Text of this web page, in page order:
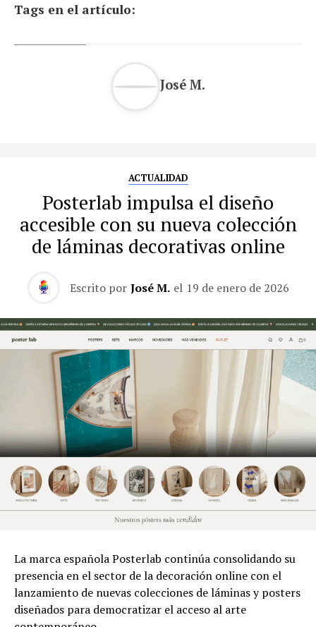
Tags en el artículo:
José M.
ACTUALIDAD
Posterlab impulsa el diseño
accesible con su nueva colección
de láminas decorativas online
Escrito por José M. el 19 de enero de 2026
La marca española Posterlab continúa consolidando su
presencia en el sector de la decoración online con el
lanzamiento de nuevas colecciones de láminas y posters
diseñados para democratizar el acceso al arte